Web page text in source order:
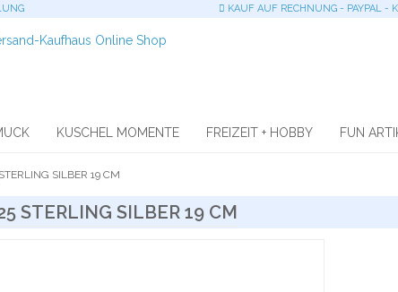
KAUF AUF RECHNUNG - PAYPAL -
KUSCHEL MOMENTE FREIZEIT + HOBBY FUN
SILBER 19 CM
STERLING SILBER 19 CM